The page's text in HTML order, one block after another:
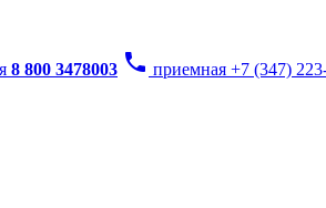
8 800 3478003 phone приемная +7 (347)